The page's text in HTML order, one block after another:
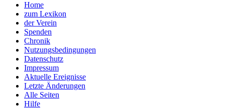
Home
zum Lexikon
der Verein
Spenden
Chronik
Nutzungsbedingungen
Datenschutz
Impressum
Aktuelle Ereignisse
Letzte Änderungen
Alle Seiten
Hilfe